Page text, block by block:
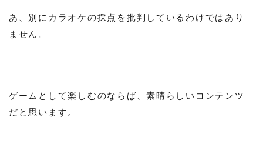
あ、別にカラオケの採点を批判しているわけではあり
ません。
ゲームとして楽しむのならば、素晴らしいコンテンツ
だと思います。